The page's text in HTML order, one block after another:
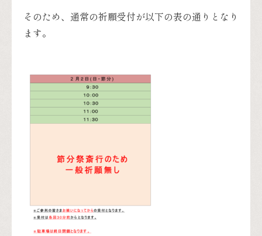
そのため、通常の祈願受付が以下の表の通りとなり
ます。